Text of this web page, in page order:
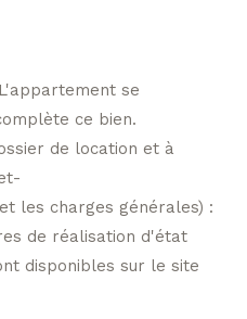
se
ce bien.
de location et à
les charges générales) :
de réalisation d'état
disponibles sur le site